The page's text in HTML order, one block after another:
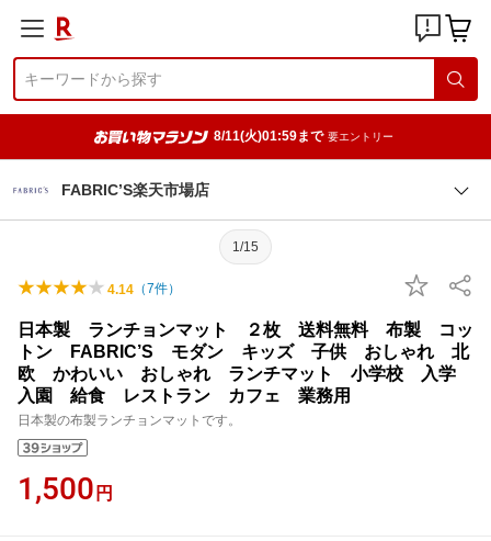
8/11(火)01:59まで 要エントリー
FABRIC’S楽天市場店
1/15
4.14 （7件）
日本製 ランチョンマット ２枚 送料無料 布製 コッ
トン FABRIC’S モダン キッズ 子供 おしゃれ 北
欧 かわいい おしゃれ ランチマット 小学校 入学
入園 給食 レストラン カフェ 業務用
日本製の布製ランチョンマットです。
1,500 円